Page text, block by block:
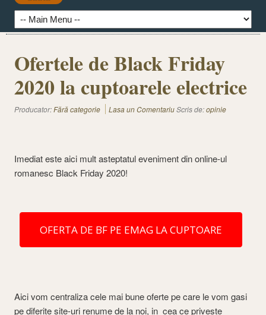
Ofertele de Black Friday
2020 la cuptoarele electrice
Producator:Fără categorie Lasa un ComentariuScris de:opinie
Imediat este aici mult asteptatul eveniment din online-ul
romanesc Black Friday 2020!
OFERTA DE BF PE EMAG LA CUPTOARE
Aici vom centraliza cele mai bune oferte pe care le vom gasi
pe diferite site-uri renume de la noi, in cea ce priveste